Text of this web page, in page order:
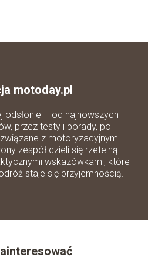
motoday.pl
odsłonie – od najnowszych
przez testy i porady, po
z motoryzacyjnym
zespół dzieli się rzetelną
wskazówkami, które
staje się przyjemnością.